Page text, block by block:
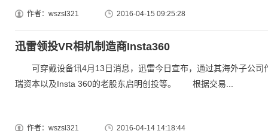
作者：wszsl321 2016-04-15 09:25:28
迅雷领投VR相机制造商Insta360
可穿戴设备讯4月13日消息，迅雷今日宣布，通过其海外子公司
瑞资本以及Insta 360的老股东启明创投等。 根据交易...
作者：wszsl321 2016-04-14 14:18:44